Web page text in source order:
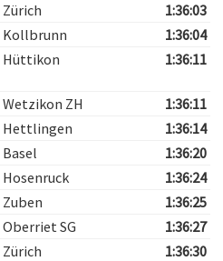
Zürich
1:36:03
Kollbrunn
1:36:04
Hüttikon 1:36:11
Wetzikon ZH
1:36:11
Hettlingen
1:36:14
Basel
1:36:20
Hosenruck
1:36:24
Zuben
1:36:25
Oberriet SG
1:36:27
Zürich
1:36:30